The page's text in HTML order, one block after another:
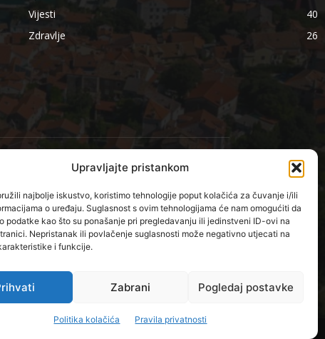
Upravljajte pristankom
najbolje iskustvo, koristimo tehnologije poput kolačića za čuvanje i/ili
o uređaju. Suglasnost s ovim tehnologijama će nam omogućiti da
podatke kao što su ponašanje pri pregledavanju ili jedinstveni ID-ovi na
Nepristanak ili povlačenje suglasnosti može negativno utjecati na
i funkcije.
Zabrani Pogledaj postavke
Politika kolačića Pravila privatnosti
Vijesti
40
Zdravlje
26